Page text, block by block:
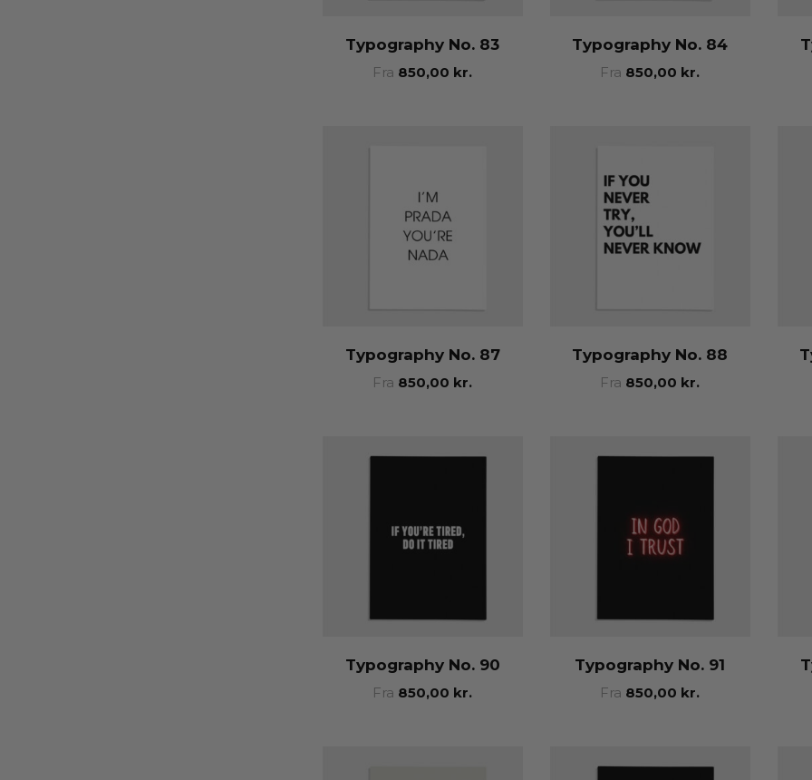
Typography No. 83
Fra 850,00 kr.
Typography No. 84
Fra 850,00 kr.
Typography No. 87
Fra 850,00 kr.
Typography No. 88
Fra 850,00 kr.
Typography No. 90
Fra 850,00 kr.
Typography No. 91
Fra 850,00 kr.